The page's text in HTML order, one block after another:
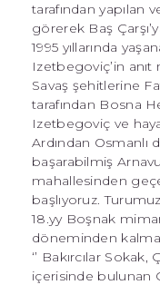
tarafından yapılan
görerek Baş
1995 yıllarında
Izetbegoviç’in anıt
Savaş şehitlerine
tarafından Bosna
Izetbegoviç ve
Ardından Osmanlı
başarabilmiş
mahallesinden
başlıyoruz.
18.yy Boşnak
döneminden
‘’ Bakırcılar
içerisinde bulunan